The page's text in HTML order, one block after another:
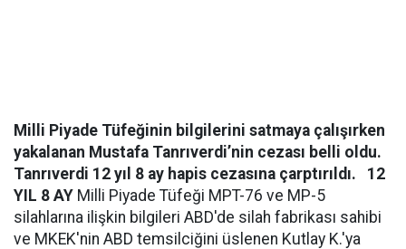
Milli Piyade Tüfeğinin bilgilerini satmaya çalışırken
yakalanan Mustafa Tanrıverdi’nin cezası belli oldu.
Tanrıverdi 12 yıl 8 ay hapis cezasına çarptırıldı.
12
YIL 8 AY Milli Piyade Tüfeği MPT-76 ve MP-5
silahlarına ilişkin bilgileri ABD'de silah fabrikası sahibi
ve MKEK'nin ABD temsilciğini üslenen Kutlay K.'ya